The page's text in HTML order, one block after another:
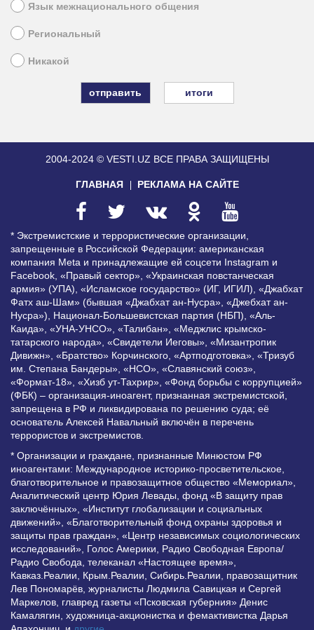
Язык межнационального общения
Региональный
Никакой
итоги
2004-2024 © VESTI.UZ ВСЕ ПРАВА ЗАЩИЩЕНЫ
ГЛАВНАЯ РЕКЛАМА НА САЙТЕ
* Экстремистские и террористические организации,
запрещенные в Российской Федерации: американская
компания Meta и принадлежащие ей соцсети Instagram и
Facebook, «Правый сектор», «Украинская повстанческая
армия» (УПА), «Исламское государство» (ИГ, ИГИЛ), «Джабхат
Фатх аш-Шам» (бывшая «Джабхат ан-Нусра», «Джебхат ан-
Нусра»), Национал-Большевистская партия (НБП), «Аль-
Каида», «УНА-УНСО», «Талибан», «Меджлис крымско-
татарского народа», «Свидетели Иеговы», «Мизантропик
Дивижн», «Братство» Корчинского, «Артподготовка», «Тризуб
им. Степана Бандеры», «НСО», «Славянский союз»,
«Формат-18», «Хизб ут-Тахрир», «Фонд борьбы с коррупцией»
(ФБК) – организация-иноагент, признанная экстремистской,
запрещена в РФ и ликвидирована по решению суда; её
основатель Алексей Навальный включён в перечень
террористов и экстремистов.
* Организации и граждане, признанные Минюстом РФ
иноагентами: Международное историко-просветительское,
благотворительное и правозащитное общество «Мемориал»,
Аналитический центр Юрия Левады, фонд «В защиту прав
заключённых», «Институт глобализации и социальных
движений», «Благотворительный фонд охраны здоровья и
защиты прав граждан», «Центр независимых социологических
исследований», Голос Америки, Радио Свободная Европа/
Радио Свобода, телеканал «Настоящее время»,
Кавказ.Реалии, Крым.Реалии, Сибирь.Реалии, правозащитник
Лев Пономарёв, журналисты Людмила Савицкая и Сергей
Маркелов, главред газеты «Псковская губерния» Денис
Камалягин, художница-акционистка и фемактивистка Дарья